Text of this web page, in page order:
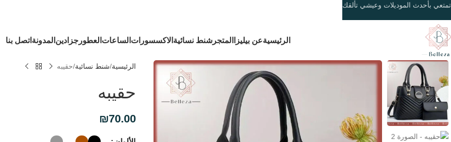
الرئيسيةعن بيليزا المتجرشنط نسائية الاكسسورات الساعات العطورجزادين المدونة اتصل بنا
الرئيسية شنط نسائية حقيبه
حقيبه
₪70.00
تمتعي بأحدث الموديلات وعيشي تألقك